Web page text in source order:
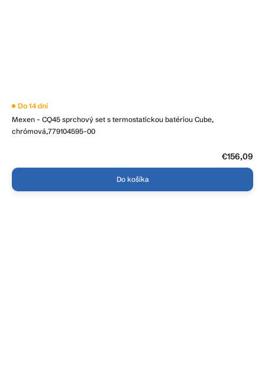
Mexen - CQ45 sprchový set s termostatickou batériou Cube,
chrómová,779104595-00
Do 14 dní
€156,09
Do košíka